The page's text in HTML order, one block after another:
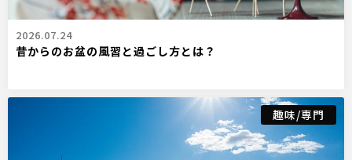
2026.07.24
昔からのお盆の風習と過ごし方とは？
趣味/専門